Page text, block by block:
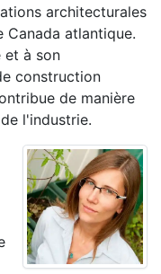
architecturales
Canada atlantique.
et à son
construction
de manière
l'industrie.